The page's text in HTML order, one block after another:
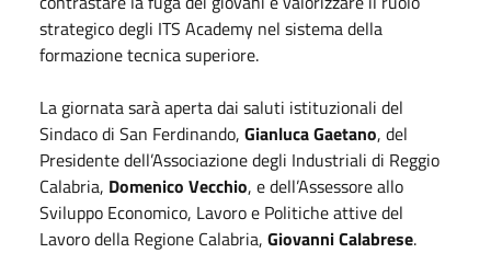
strategico degli ITS Academy nel sistema della
formazione tecnica superiore.
La giornata sarà aperta dai saluti istituzionali del
Sindaco di San Ferdinando, Gianluca Gaetano, del
Presidente dell’Associazione degli Industriali di Reggio
Calabria, Domenico Vecchio, e dell’Assessore allo
Sviluppo Economico, Lavoro e Politiche attive del
Lavoro della Regione Calabria, Giovanni Calabrese.